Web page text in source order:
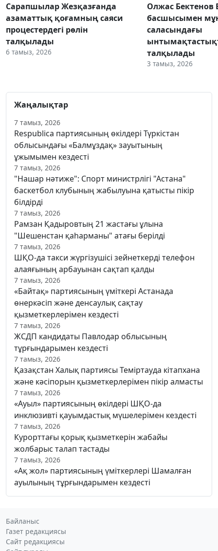
Сарапшылар Жезқазғанда
азаматтық қоғамның саяси
процестердегі рөлін
талқылады
6 тамыз, 2026
Олжас Бектенов
басшысымен
саласындағы
талқылады
3 тамыз, 2026
Жаңалықтар
7 тамыз, 2026
Respublica партиясының өкілдері Түркістан
облысындағы «Балмұздақ» зауытының
ұжымымен кездесті
7 тамыз, 2026
"Нашар нәтиже": Спорт министрлігі "Астана"
баскетбол клубының жабылуына қатысты пікір
білдірді
7 тамыз, 2026
Рамзан Қадыровтың 21 жастағы ұлына
"Шешенстан қаһарманы" атағы берілді
7 тамыз, 2026
ШҚО-да такси жүргізушісі зейнеткерді телефон
алаяғының арбауынан сақтап қалды
7 тамыз, 2026
«Байтақ» партиясының үміткері Астанада
өнеркәсіп және денсаулық сақтау
қызметкерлерімен кездесті
7 тамыз, 2026
ЖСДП кандидаты Павлодар облысының
тұрғындарымен кездесті
7 тамыз, 2026
Қазақстан Халық партиясы Теміртауда кітапхана
және кәсіпорын қызметкерлерімен пікір алмасты
7 тамыз, 2026
«Ауыл» партиясының өкілдері ШҚО-да
инклюзивті қауымдастық мүшелерімен кездесті
7 тамыз, 2026
Курорттағы қорық қызметкерін жабайы
жолбарыс талап тастады
7 тамыз, 2026
«Ақ жол» партиясының үміткерлері Шамалған
ауылының тұрғындарымен кездесті
Байланыс
Газет редакциясы
Сайт редакциясы